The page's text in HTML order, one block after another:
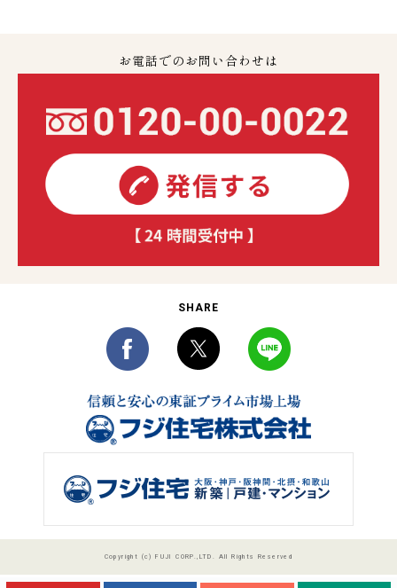
お電話でのお問い合わせは
SHARE
Copyright (c) FUJI CORP.,LTD. All Rights Reserved